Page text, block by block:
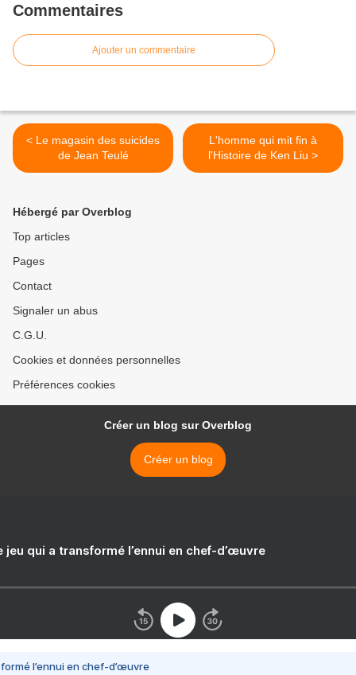
Commentaires
Ajouter un commentaire
< Le magasin des suicides
de Jean Teulé
L'homme qui mit fin à
l'Histoire de Ken Liu >
Hébergé par Overblog
Top articles
Pages
Contact
Signaler un abus
C.G.U.
Cookies et données personnelles
Préférences cookies
Créer un blog sur Overblog
Créer un blog
jeu qui a transformé l’ennui en chef-d’œuvre
l’ennui en chef-d’œuvre